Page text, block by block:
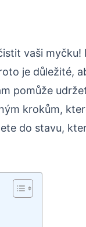
vaši myčku!
je důležité,
pomůže
krokům,
do stavu,